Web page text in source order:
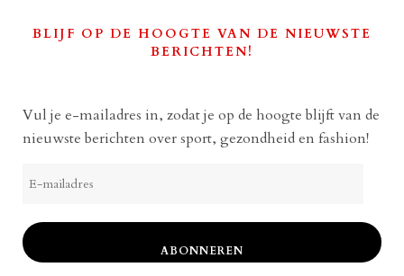
BLIJF OP DE HOOGTE VAN DE NIEUWSTE
BERICHTEN!
Vul je e-mailadres in, zodat je op de hoogte blijft van de
nieuwste berichten over sport, gezondheid en fashion!
mailadres
ABONNEREN